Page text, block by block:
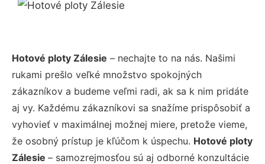
Hotové ploty Zálesie – nechajte to na nás. Našimi
rukami prešlo veľké množstvo spokojných
zákazníkov a budeme veľmi radi, ak sa k nim pridáte
aj vy. Každému zákazníkovi sa snažíme prispôsobiť a
vyhovieť v maximálnej možnej miere, pretože vieme,
že osobný prístup je kľúčom k úspechu. Hotové ploty
Zálesie – samozrejmosťou sú aj odborné konzultácie